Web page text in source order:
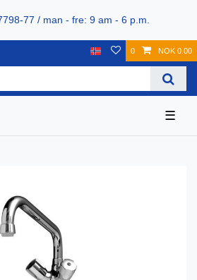
77 / man - fre: 9 am - 6 p.m.
0 NOK 0.00
☰